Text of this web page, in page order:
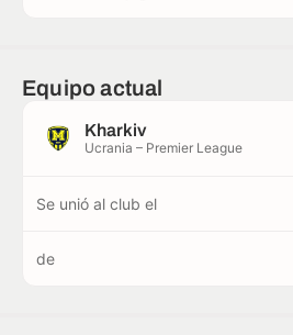
Equipo actual
Kharkiv
Ucrania – Premier League
Se unió al club el
de